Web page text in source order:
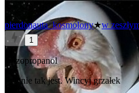
pierdonauta_kosmolony★w
1
@izopropanol
Pewnie tak jest. Wincyj grzałek